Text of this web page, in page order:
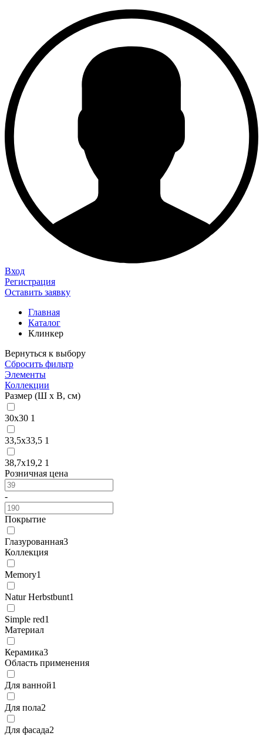
Вход
Регистрация
Оставить заявку
Главная
Каталог
Клинкер
Вернуться к выбору
Сбросить фильтр
Элементы
Коллекции
Размер (Ш х В, см)
30х30 1
33,5х33,5 1
38,7х19,2 1
Розничная цена
-
Покрытие
Глазурованная3
Коллекция
Memory1
Natur Herbstbunt1
Simple red1
Материал
Керамика3
Область применения
Для ванной1
Для пола2
Для фасада2